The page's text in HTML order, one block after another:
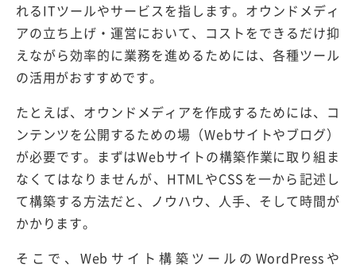
れるITツールやサービスを指します。オウンドメディ
アの立ち上げ・運営において、コストをできるだけ抑
えながら効率的に業務を進めるためには、各種ツール
の活用がおすすめです。
たとえば、オウンドメディアを作成するためには、コ
ンテンツを公開するための場（Webサイトやブログ）
が必要です。まずはWebサイトの構築作業に取り組ま
なくてはなりませんが、HTMLやCSSを一から記述し
て構築する方法だと、ノウハウ、人手、そして時間が
かかります。
そこで、Webサイト構築ツールのWordPressや